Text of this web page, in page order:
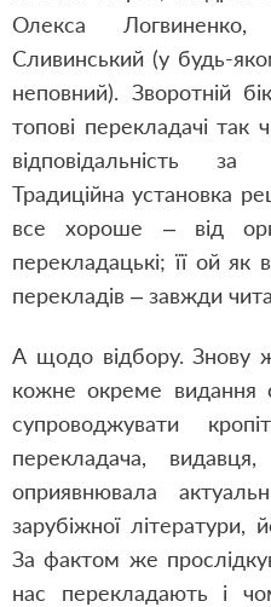
Олекса
Сливинський (у будь-
неповний). Зворотній
топові перекладачі
відповідальність
Традиційна установка
все хороше – від
перекладацькі; її ой як
перекладів – завжди
А щодо відбору. Знову
кожне окреме видання
супроводжувати
перекладача,
оприявнювала
зарубіжної літератури,
За фактом же
нас перекладають і